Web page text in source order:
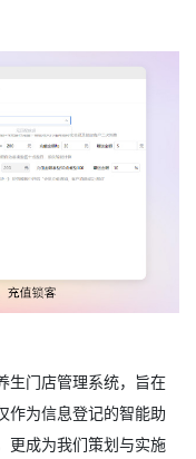
生门店管理系统，旨在
作为信息登记的智能助
更成为我们策划与实施